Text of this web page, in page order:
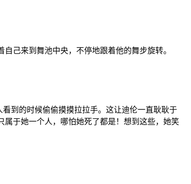
己来到舞池中央，不停地跟着他的舞步旋转。
到的时候偷偷摸摸拉拉手。这让迪伦一直耿耿于
于她一个人，哪怕她死了都是！想到这些，她笑